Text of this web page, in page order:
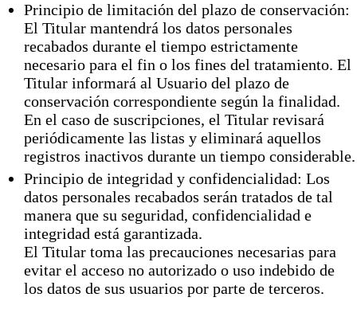
Principio de limitación del plazo de conservación:
El Titular mantendrá los datos personales
recabados durante el tiempo estrictamente
necesario para el fin o los fines del tratamiento. El
Titular informará al Usuario del plazo de
conservación correspondiente según la finalidad.
En el caso de suscripciones, el Titular revisará
periódicamente las listas y eliminará aquellos
registros inactivos durante un tiempo considerable.
Principio de integridad y confidencialidad: Los
datos personales recabados serán tratados de tal
manera que su seguridad, confidencialidad e
integridad está garantizada.
El Titular toma las precauciones necesarias para
evitar el acceso no autorizado o uso indebido de
los datos de sus usuarios por parte de terceros.